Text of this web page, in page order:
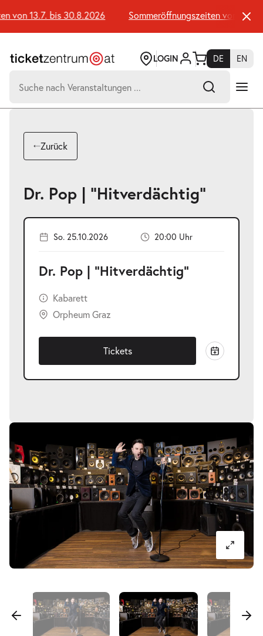
Seiteninhalt
springen
von 13.7. bis 30.8.2026 Sommeröffnungszeiten von 13.7.
LOGIN DE
EN
nach:
Suchtreffer:
Zurück
Dr. Pop | "Hitverdächtig"
So. 25.10.2026 20:00 Uhr
Dr. Pop | "Hitverdächtig"
Kabarett
Orpheum Graz
Tickets
Bildergalerie